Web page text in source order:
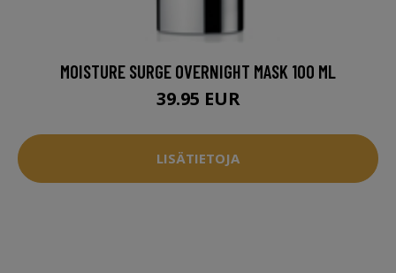
MOISTURE SURGE OVERNIGHT MASK 100 ML
39.95 EUR
LISÄTIETOJA